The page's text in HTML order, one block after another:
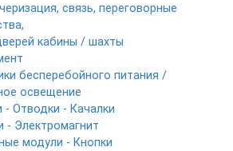
связь, переговорные
кабины / шахты
бесперебойного питания /
освещение
- Отводки - Качалки
- Электромагнит
модули - Кнопки